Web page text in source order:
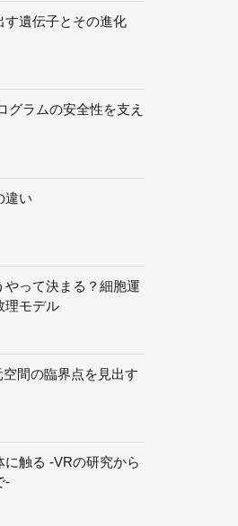
す遺伝子とその進化
グラムの安全性を支え
違い
やって決まる？細胞運
理モデル
間の臨界点を見出す
触る -VRの研究から
-